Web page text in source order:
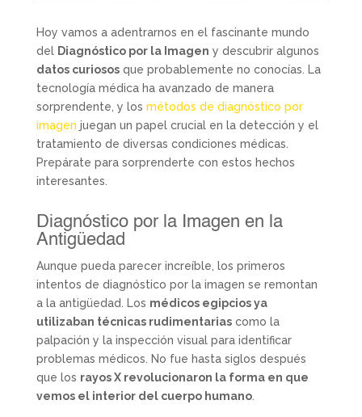
Hoy vamos a adentrarnos en el fascinante mundo
del Diagnóstico por la Imagen y descubrir algunos
datos curiososque probablemente no conocías. La
tecnología médica ha avanzado de manera
sorprendente, y los métodos de diagnóstico por
imagen juegan un papel crucial en la detección y el
tratamiento de diversas condiciones médicas.
Prepárate para sorprenderte con estos hechos
interesantes.
Diagnóstico por la Imagen en la
Antigüedad
Aunque pueda parecer increíble, los primeros
intentos de diagnóstico por la imagen se remontan
a la antigüedad. Los médicos egipcios ya
utilizaban técnicas rudimentariascomo la
palpación y la inspección visual para identificar
problemas médicos. No fue hasta siglos después
que los rayos X revolucionaron la forma en que
vemos el interior del cuerpo humano.